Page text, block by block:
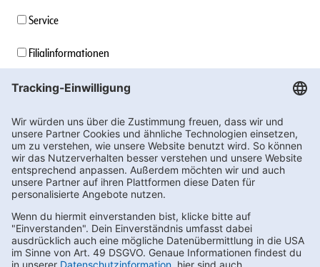
Service
Filialinformationen
Unternehmensinformationen
Stellenangebote
Soziales Engagement